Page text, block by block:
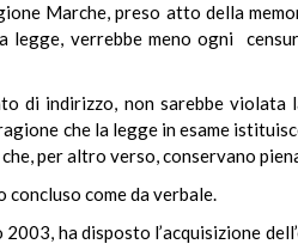
Marche, preso atto della
verrebbe meno ogni
di indirizzo, non sarebbe
che la legge in esame
per altro verso, conservano
concluso come da verbale.
ha disposto l’acquisizione